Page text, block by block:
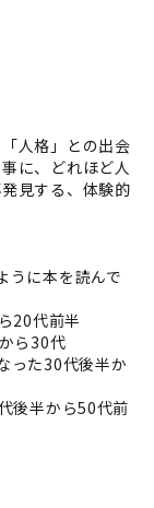
人格」との出会
に、どれほど人
見する、体験的
に本を読んで
20代前半
ら30代
った30代後半か
後半から50代前